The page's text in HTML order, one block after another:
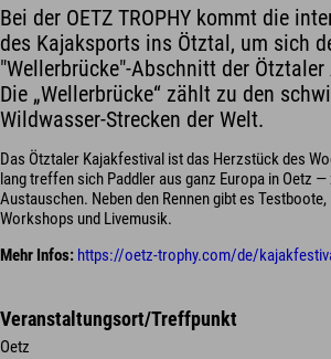
Bei der OETZ TROPHY kommt die
des Kajaksports ins Ötztal, um sich
"Wellerbrücke"-Abschnitt der
Die „Wellerbrücke“ zählt zu den
Wildwasser-Strecken der Welt.
Das Ötztaler Kajakfestival ist das Herzstück des
lang treffen sich Paddler aus ganz Europa in Oetz —
Austauschen. Neben den Rennen gibt es
Workshops und Livemusik.
Mehr Infos: https://oetz-trophy.com/de/
Veranstaltungsort/Treffpunkt
Oetz